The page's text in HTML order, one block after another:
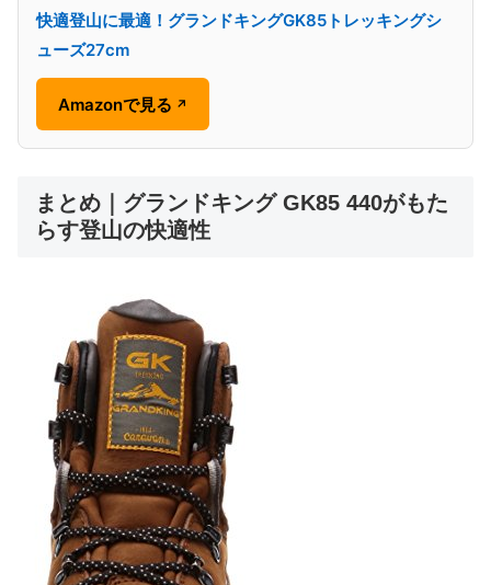
快適登山に最適！グランドキングGK85トレッキングシ
ューズ27cm
Amazonで見る ↗
まとめ｜グランドキング GK85 440がもた
らす登山の快適性